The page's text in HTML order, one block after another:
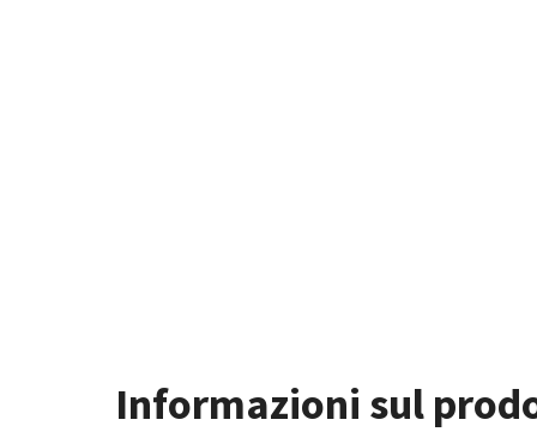
Informazioni sul